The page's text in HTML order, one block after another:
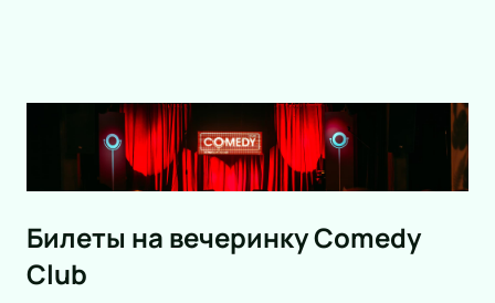
Выставка
Сертификат
Конкурс красоты
Детский спектакль
Новогодние ёлки
Кукольный театр
Сказка
Музыкальная сказка
Цирк
Детский мюзикл
Концерт
Классика
Рок
Оркестр
Эстрада
Stand Up
Спектакль
Пьеса
Российская Премьер Лига
Футбол
Хоккей
Дополнительно
Афиша
Площадки
Новости
Билеты на вечеринку Comedy
Club